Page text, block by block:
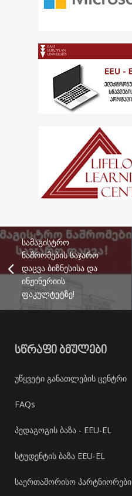
სამაგისტრო
ნაშრომების საჯარო
დაცვა ბიზნესისა და
ინჟინერიის
ფაკულტეტზე!
ᲡᲬᲠᲐᲤᲘ ᲑᲛᲣᲚᲔᲑᲘ
უწყვეტი განათლების ცენტრი
FAQs
პედაგოგის ბაზა - EEU-EL
სტუდენტის ბაზა EEU-EL
საერთაშორისო პარტნიორები